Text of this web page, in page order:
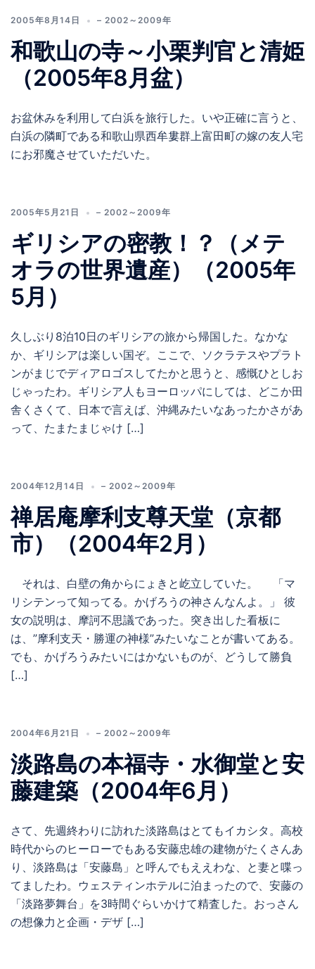
2005年8月14日 – 2002～2009年
和歌山の寺～小栗判官と清姫
（2005年8月盆）
お盆休みを利用して白浜を旅行した。いや正確に言うと、
白浜の隣町である和歌山県西牟婁群上富田町の嫁の友人宅
にお邪魔させていただいた。
2005年5月21日 – 2002～2009年
ギリシアの密教！？（メテ
オラの世界遺産）（2005年
5月）
久しぶり8泊10日のギリシアの旅から帰国した。なかな
か、ギリシアは楽しい国ぞ。ここで、ソクラテスやプラト
ンがまじでディアロゴスしてたかと思うと、感慨ひとしお
じゃったわ。ギリシア人もヨーロッパにしては、どこか田
舎くさくて、日本で言えば、沖縄みたいなあったかさがあ
って、たまたまじゃけ […]
2004年12月14日 – 2002～2009年
禅居庵摩利支尊天堂（京都
市）（2004年2月）
それは、白壁の角からにょきと屹立していた。 「マ
リシテンって知ってる。かげろうの神さんなんよ。」 彼
女の説明は、摩訶不思議であった。突き出した看板に
は、”摩利支天・勝運の神様”みたいなことが書いてある。
でも、かげろうみたいにはかないものが、どうして勝負
[…]
2004年6月21日 – 2002～2009年
淡路島の本福寺・水御堂と安
藤建築（2004年6月）
さて、先週終わりに訪れた淡路島はとてもイカシタ。高校
時代からのヒーローでもある安藤忠雄の建物がたくさんあ
り、淡路島は「安藤島」と呼んでもええわな、と妻と喋っ
てましたわ。ウェスティンホテルに泊まったので、安藤の
「淡路夢舞台」を3時間ぐらいかけて精査した。おっさん
の想像力と企画・デザ […]